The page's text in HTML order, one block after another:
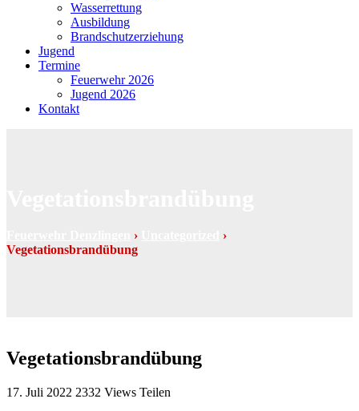
Wasserrettung
Ausbildung
Brandschutzerziehung
Jugend
Termine
Feuerwehr 2026
Jugend 2026
Kontakt
›
›
Vegetationsbrandübung
Vegetationsbrandübung
17. Juli 2022 2332 Views Teilen